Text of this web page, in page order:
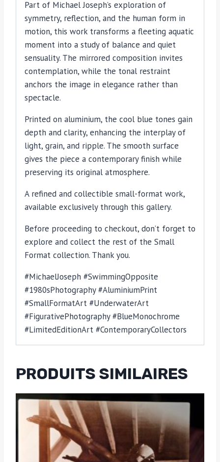
Part of Michael Joseph’s exploration of
symmetry, reflection, and the human form in
motion, this work transforms a fleeting aquatic
moment into a study of balance and quiet
sensuality. The mirrored composition invites
contemplation, while the tonal restraint
anchors the image in elegance rather than
spectacle.
Printed on aluminium, the cool blue tones gain
depth and clarity, enhancing the interplay of
light, grain, and ripple. The smooth surface
gives the piece a contemporary finish while
preserving its original atmosphere.
A refined and collectible small-format work,
available exclusively through this gallery.
Before proceeding to checkout, don’t forget to
explore and collect the rest of the Small
Format collection. Thank you.
#MichaelJoseph #SwimmingOpposite
#1980sPhotography #AluminiumPrint
#SmallFormatArt #UnderwaterArt
#FigurativePhotography #BlueMonochrome
#LimitedEditionArt #ContemporaryCollectors
PRODUITS SIMILAIRES